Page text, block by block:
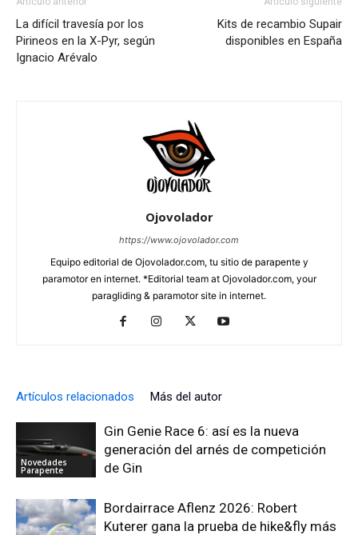
La difícil travesía por los
Pirineos en la X-Pyr, según
Ignacio Arévalo
Kits de recambio Supair
disponibles en España
Ojovolador
https://www.ojovolador.com
Equipo editorial de Ojovolador.com, tu sitio de parapente y
paramotor en internet. *Editorial team at Ojovolador.com, your
paragliding & paramotor site in internet.
Artículos relacionados Más del autor
Novedades
Parapente
Gin Genie Race 6: así es la nueva
generación del arnés de competición
de Gin
Bordairrace Aflenz 2026: Robert
Kuterer gana la prueba de hike&fly más